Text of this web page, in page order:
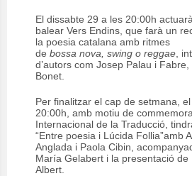
El dissabte 29 a les 20:00h
balear Vers Endins, que farà un
la poesia catalana amb ritmes
de bossa nova, swing o reggae ,
d’autors com Josep Palau i
Bonet.
Per finalitzar el cap de setmana,
20:00h, amb motiu de
Internacional de la Traducció,
“Entre poesia i Lúcida Follia”amb
Anglada i Paola Cibin,
María Gelabert i la presentació de
Albert.